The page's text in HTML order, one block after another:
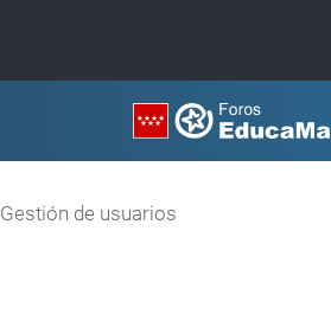
Gestión de usuarios